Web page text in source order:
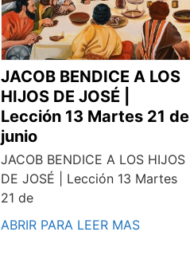
JACOB BENDICE A LOS
HIJOS DE JOSÉ |
Lección 13 Martes 21 de
junio
JACOB BENDICE A LOS HIJOS
DE JOSÉ | Lección 13 Martes
21 de
ABRIR PARA LEER MAS